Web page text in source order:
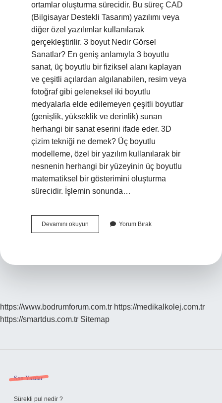
ortamlar oluşturma sürecidir. Bu süreç CAD
(Bilgisayar Destekli Tasarım) yazılımı veya
diğer özel yazılımlar kullanılarak
gerçekleştirilir. 3 boyut Nedir Görsel
Sanatlar? En geniş anlamıyla 3 boyutlu
sanat, üç boyutlu bir fiziksel alanı kaplayan
ve çeşitli açılardan algılanabilen, resim veya
fotoğraf gibi geleneksel iki boyutlu
medyalarla elde edilemeyen çeşitli boyutlar
(genişlik, yükseklik ve derinlik) sunan
herhangi bir sanat eserini ifade eder. 3D
çizim tekniği ne demek? Üç boyutlu
modelleme, özel bir yazılım kullanılarak bir
nesnenin herhangi bir yüzeyinin üç boyutlu
matematiksel bir gösterimini oluşturma
sürecidir. İşlemin sonunda…
Devamını okuyun
Boyutlu
Yorum Bırak
https://www.bodrumforum.com.tr https://medikalkolej.com.tr
https://smartdus.com.tr Sitemap
Sidebar
Son Yazılar
Sürekli pul nedir ?